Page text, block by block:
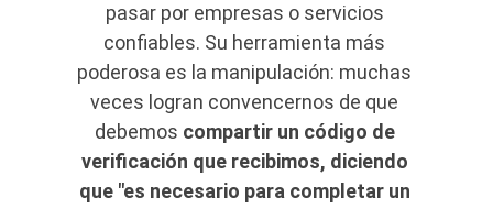
pasar por empresas o servicios
confiables. Su herramienta más
poderosa es la manipulación: muchas
veces logran convencernos de que
debemos compartir un código de
verificación que recibimos, diciendo
que "es necesario para completar un